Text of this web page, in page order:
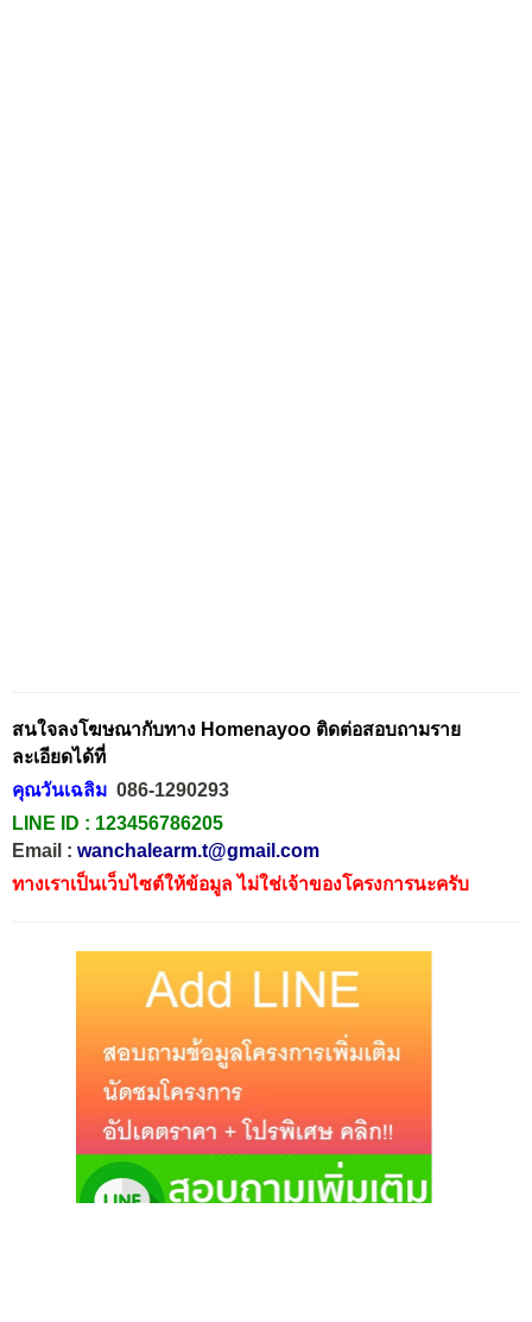
สนใจลงโฆษณากับทาง Homenayoo ติดต่อสอบถามราย
ละเอียดได้ที่
คุณวันเฉลิม 086-1290293
LINE ID : 123456786205
Email : wanchalearm.t@gmail.com
ทางเราเป็นเว็บไซต์ให้ข้อมูล ไม่ใช่เจ้าของโครงการนะครับ